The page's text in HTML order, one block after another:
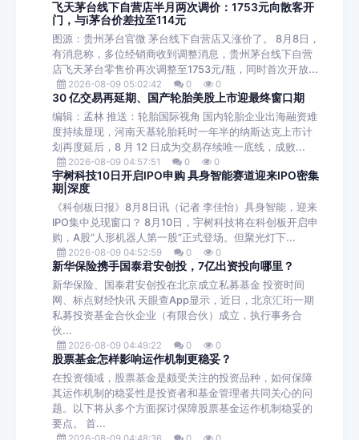
飞天茅台线下自营店半月两次调价：1753元向散客开
门，与i茅台价差拉至114元
图源：贵州茅台官微 茅台线下自营店又涨价了。 8月8日，
有消息称，多位经销商收到调整消息，贵州茅台线下自营
店飞天茅台零售价再次调整至1753元/瓶，同时首次开放...
2026-08-09 05:02:42 0 0
30 亿交易再延期、国产轮胎美股上市迎最终窗口期
编辑：孟林 推送：轮胎国际视角 国内轮胎企业出海融资难
度持续显现，河南天基轮胎耗时一年半的纳斯达克上市计
划再度延后，8 月 12 日成为交易存续唯一底线，成败...
2026-08-09 04:57:51 0 0
宇树科技10日开启IPO申购 具身智能赛道迎来IPO密集
期|深度
《科创板日报》8月8日讯（记者 李佳怡）具身智能，迎来
IPO集中兑现窗口？ 8月10日，宇树科技将在科创板开启申
购，A股“人形机器人第一股”正式登场。但聚光灯下...
2026-08-09 04:52:59 0 0
新华保险携手国泰君安创投，7亿出资投向哪里？
新华保险、国泰君安创投在北京成立私募基金 投资时间
网、标点财经快讯 天眼查App显示，近日，北京汇珩一期
私募投资基金合伙企业（有限合伙）成立，执行事务合
伙...
2026-08-09 04:49:22 0 0
股票基金怎样影响运作机制更稳妥？
在投资领域，股票基金是颇受关注的投资品种，如何保障
其运作机制的稳妥性是投资者和基金管理者共同关心的问
题。以下将从多个方面探讨保障股票基金运作机制稳妥的
要点。 首...